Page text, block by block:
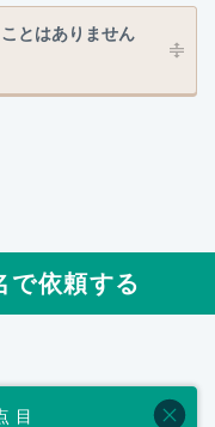
とはありません
で依頼する
目